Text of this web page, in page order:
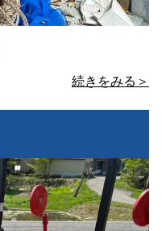
続きをみる＞